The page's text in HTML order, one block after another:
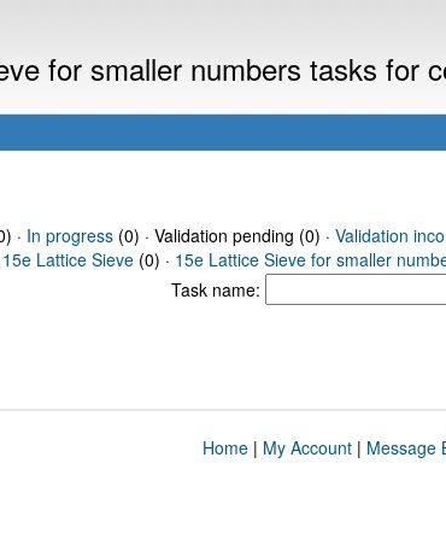
for smaller numbers tasks for
· In progress(0) · Validation pending (0) · Validation
15e Lattice Sieve (0) · 15e Lattice Sieve for smaller
Task name:
Home| My Account| Message